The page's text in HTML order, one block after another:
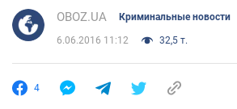
OBOZ.UA Криминальные новости
6.06.2016 11:12 32,5 т.
4